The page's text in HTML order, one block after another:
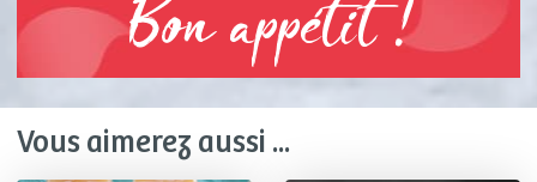
Bon appétit !
Vous aimerez aussi ...